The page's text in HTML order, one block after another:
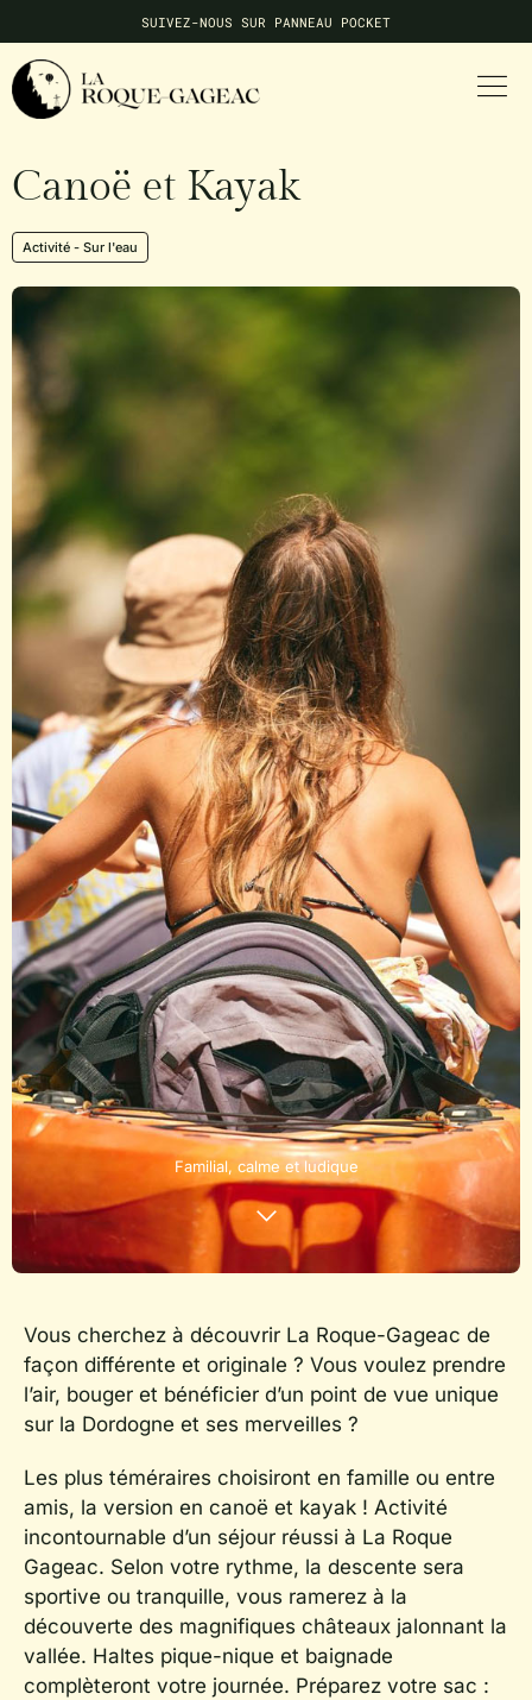
SUIVEZ-NOUS SUR PANNEAU POCKET
NE MANQUEZ AUCUNE INFO LOCALE
Canoë et Kayak
Activité - Sur l'eau
Familial, calme et ludique
Vous cherchez à découvrir La Roque-Gageac de
façon différente et originale ? Vous voulez prendre
l’air, bouger et bénéficier d’un point de vue unique
sur la Dordogne et ses merveilles ?
Les plus téméraires choisiront en famille ou entre
amis, la version en canoë et kayak ! Activité
incontournable d’un séjour réussi à La Roque
Gageac. Selon votre rythme, la descente sera
sportive ou tranquille, vous ramerez à la
découverte des magnifiques châteaux jalonnant la
vallée. Haltes pique-nique et baignade
complèteront votre journée. Préparez votre sac :